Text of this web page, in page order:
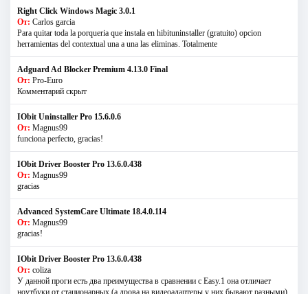
Right Click Windows Magic 3.0.1
От: Carlos garcia
Para quitar toda la porqueria que instala en hibituninstaller (gratuito) opcion
herramientas del contextual una a una las eliminas. Totalmente
Adguard Ad Blocker Premium 4.13.0 Final
От: Pro-Euro
Комментарий скрыт
IObit Uninstaller Pro 15.6.0.6
От: Magnus99
funciona perfecto, gracias!
IObit Driver Booster Pro 13.6.0.438
От: Magnus99
gracias
Advanced SystemCare Ultimate 18.4.0.114
От: Magnus99
gracias!
IObit Driver Booster Pro 13.6.0.438
От: coliza
У данной проги есть два преимущества в сравнении с Easy.1 она отличает
ноутбуки от стационарных (а дрова на видеоадаптеры у них бывают разными)